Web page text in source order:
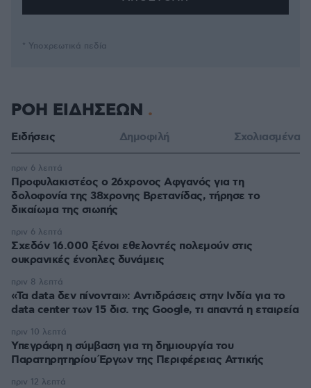
* Υποχρεωτικά πεδία
ΡΟΗ ΕΙΔΗΣΕΩΝ
Ειδήσεις Δημοφιλή Σχολιασμένα
Προφυλακιστέος ο 26χρονος Αφγανός για τη
δολοφονία της 38χρονης Βρετανίδας, τήρησε το
δικαίωμα της σιωπής
πριν 6 λεπτά
Σχεδόν 16.000 ξένοι εθελοντές πολεμούν στις
ουκρανικές ένοπλες δυνάμεις
πριν 6 λεπτά
«Τα data δεν πίνονται»: Αντιδράσεις στην Ινδία για το
data center των 15 δισ. της Google, τι απαντά η εταιρεία
πριν 8 λεπτά
Υπεγράφη η σύμβαση για τη δημιουργία του
Παρατηρητηρίου Έργων της Περιφέρειας Αττικής
πριν 10 λεπτά
πριν 12 λεπτά